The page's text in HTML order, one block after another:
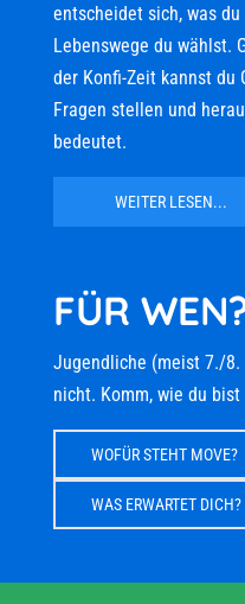
entscheidet sich, was
Lebenswege du wählst.
der Konfi-Zeit kannst du
Fragen stellen und
bedeutet.
WEITER LESEN...
FÜR
Jugendliche (meist 7./
nicht. Komm, wie du
WOFÜR STEHT MOVE?
WAS ERWARTET DICH?